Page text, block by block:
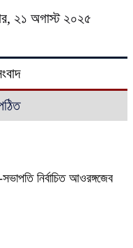
২১ অগাস্ট ২০২৫
নির্বাচিত আওরঙ্গজেব